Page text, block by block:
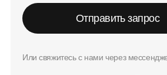
Отправить запрос
Или свяжитесь с нами через